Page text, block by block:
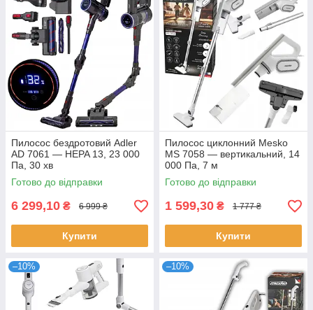
Пилосос бездротовий Adler
AD 7061 — HEPA 13, 23 000
Па, 30 хв
Готово до відправки
6 299,10 ₴ 6 999 ₴
Купити
Пилосос циклонний Mesko
MS 7058 — вертикальний, 14
000 Па, 7 м
Готово до відправки
1 599,30 ₴ 1 777 ₴
Купити
–10% –10%